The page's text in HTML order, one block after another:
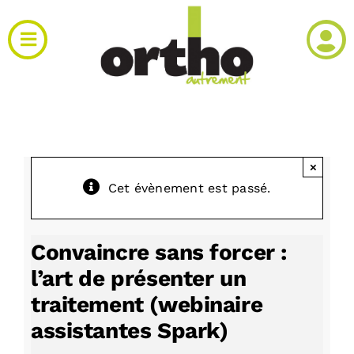
au
contenu
Toggle
Navigation
Agenda
Kiosque
Rechercher:
Cet évènement est passé.
×
Convaincre sans forcer :
l’art de présenter un
traitement (webinaire
assistantes Spark)